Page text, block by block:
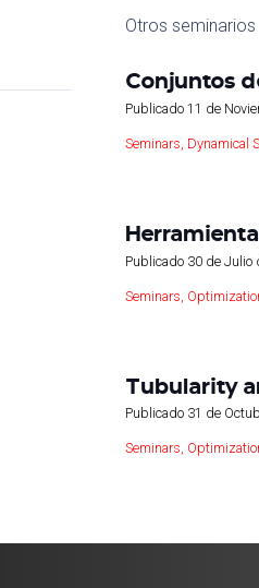
Otros seminarios
Conjuntos
Publicado 11 de
Seminars Dynamical
Publicado 30 de Julio
Seminars
Tubularity
Publicado 31 de
Seminars,